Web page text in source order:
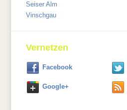
Seiser Alm
Vinschgau
Vernetzen
Facebook
Google+